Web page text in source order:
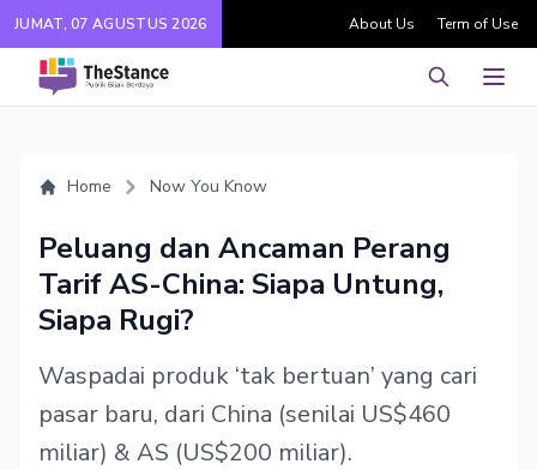
JUMAT, 07 AGUSTUS 2026 About Us Term of Use
Pencarian
Home Now You Know
Peluang dan Ancaman Perang
Tarif AS-China: Siapa Untung,
Siapa Rugi?
Waspadai produk ‘tak bertuan’ yang cari
pasar baru, dari China (senilai US$460
miliar) & AS (US$200 miliar).